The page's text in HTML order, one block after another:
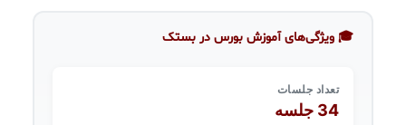
🎓 ویژگی‌های آموزش بورس در بستک
تعداد جلسات
34 جلسه